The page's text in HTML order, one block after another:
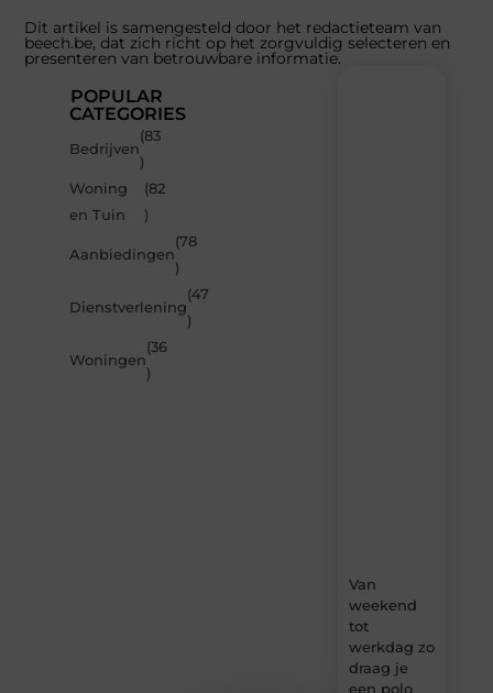
Dit artikel is samengesteld door het redactieteam van
beech.be, dat zich richt op het zorgvuldig selecteren en
presenteren van betrouwbare informatie.
POPULAR
CATEGORIES
Bedrijven
(83
)
Woning
en Tuin
(82
)
Aanbiedingen
(78
)
Dienstverlening
(47
)
Woningen
(36
)
Van
weekend
tot
werkdag zo
draag je
een polo